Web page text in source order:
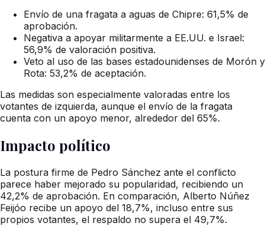
Envío de una fragata a aguas de Chipre: 61,5% de
aprobación.
Negativa a apoyar militarmente a EE.UU. e Israel:
56,9% de valoración positiva.
Veto al uso de las bases estadounidenses de Morón y
Rota: 53,2% de aceptación.
Las medidas son especialmente valoradas entre los
votantes de izquierda, aunque el envío de la fragata
cuenta con un apoyo menor, alrededor del 65%.
Impacto político
La postura firme de Pedro Sánchez ante el conflicto
parece haber mejorado su popularidad, recibiendo un
42,2% de aprobación. En comparación, Alberto Núñez
Feijóo recibe un apoyo del 18,7%, incluso entre sus
propios votantes, el respaldo no supera el 49,7%.